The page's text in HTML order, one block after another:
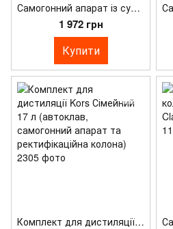
Самогонний апарат із сухопарником Kors Домовик 2 (подвійна перегонка)
1 972 грн
Купити
Комплект для дистиляції Kors Сімейний 17 л (автоклав, самогонний апарат та ректифікаційна колона)